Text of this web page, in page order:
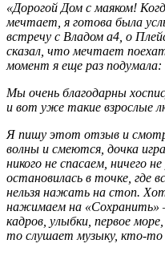
«Дорогой Дом с маяком!
мечтает, я готова была
встречу с Владом а4, о
сказал, что мечтает
момент я еще раз подумала:
Мы очень благодарны
и вот уже такие взрослые
Я пишу этот отзыв и
волны и смеются, дочка
никого не спасаем, ничего
остановилась в точке, где
нельзя нажать на стоп.
нажимаем на «Сохранить»
кадров, улыбки, первое
то слушает музыку, кто-то